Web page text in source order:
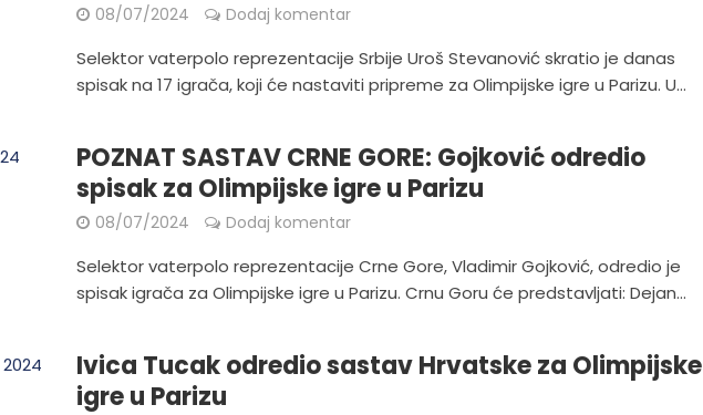
08/07/2024 Dodaj komentar
Selektor vaterpolo reprezentacije Srbije Uroš Stevanović skratio je danas
spisak na 17 igrača, koji će nastaviti pripreme za Olimpijske igre u Parizu. U...
POZNAT SASTAV CRNE GORE: Gojković odredio
spisak za Olimpijske igre u Parizu
08/07/2024 Dodaj komentar
Selektor vaterpolo reprezentacije Crne Gore, Vladimir Gojković, odredio je
spisak igrača za Olimpijske igre u Parizu. Crnu Goru će predstavljati: Dejan...
Ivica Tucak odredio sastav Hrvatske za Olimpijske
igre u Parizu